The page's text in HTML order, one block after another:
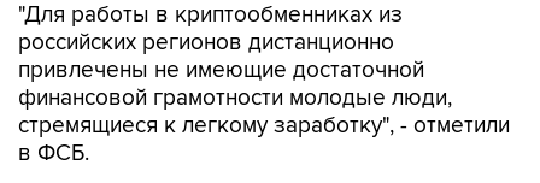
"Для работы в криптообменниках из
российских регионов дистанционно
привлечены не имеющие достаточной
финансовой грамотности молодые люди,
стремящиеся к легкому заработку", - отметили
в ФСБ.